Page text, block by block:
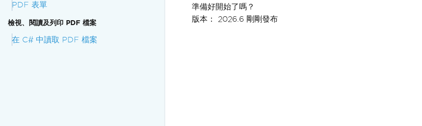
PDF 表單
檢視、閱讀及列印 PDF 檔案
在 C# 中讀取 PDF 檔案
準備好開始了嗎？
版本： 2026.6 剛剛發布